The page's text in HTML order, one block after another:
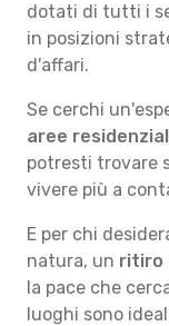
dotati di tutti i
in posizioni
d'affari.
Se cerchi
aree
potresti trovare
vivere più a
E per chi
natura, un ritiro
la pace che
luoghi sono